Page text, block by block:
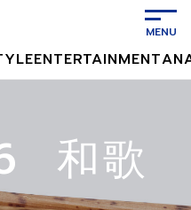
ENTERTAINMENT
和歌